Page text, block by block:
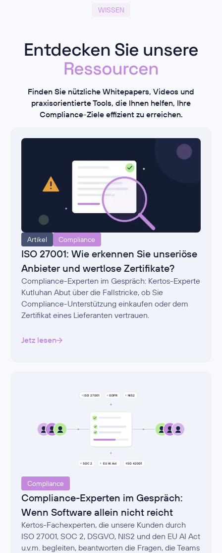
WISSEN
Entdecken Sie unsere
Ressourcen
Finden Sie nützliche Whitepapers, Videos und
praxisorientierte Tools, die Ihnen helfen, Ihre
Compliance-Ziele effizient zu erreichen.
Artikel Compliance
ISO 27001: Wie erkennen Sie unseriöse
Anbieter und wertlose Zertifikate?
Compliance-Experten im Gespräch: Kertos-Experte
Kutluhan Abut über die Fallstricke, ob Sie
Compliance-Unterstützung einkaufen oder dem
Zertifikat eines Lieferanten vertrauen.
Jetz lesen
Compliance
Compliance-Experten im Gespräch:
Wenn Software allein nicht reicht
Kertos-Fachexperten, die unsere Kunden durch
ISO 27001, SOC 2, DSGVO, NIS2 und den EU AI Act
u.v.m. begleiten, beantworten die Fragen, die Teams